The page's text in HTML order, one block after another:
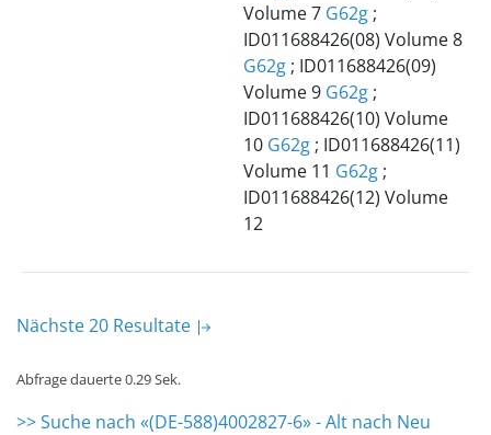
Volume 7 G62g;
ID011688426(08) Volume 8
G62g; ID011688426(09)
Volume 9 G62g;
ID011688426(10) Volume
10 G62g; ID011688426(11)
Volume 11 G62g;
ID011688426(12) Volume
12
Nächste 20 Resultate
Abfrage dauerte 0.29 Sek.
>> Suche nach «(DE-588)4002827-6» - Alt nach Neu